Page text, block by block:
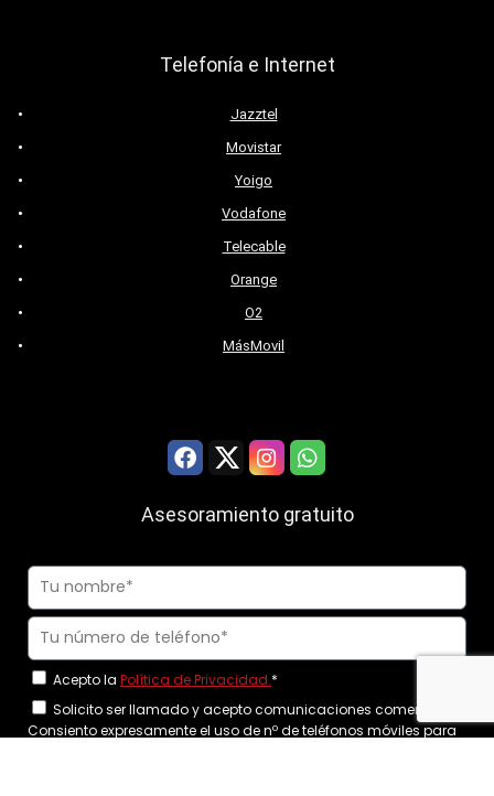
Telefonía e Internet
Jazztel
Movistar
Yoigo
Vodafone
Telecable
Orange
O2
MásMovil
Asesoramiento gratuito
Acepto la Política de Privacidad.*
Solicito ser llamado y acepto comunicaciones comerciales.
Consiento expresamente el uso de nº de teléfonos móviles para